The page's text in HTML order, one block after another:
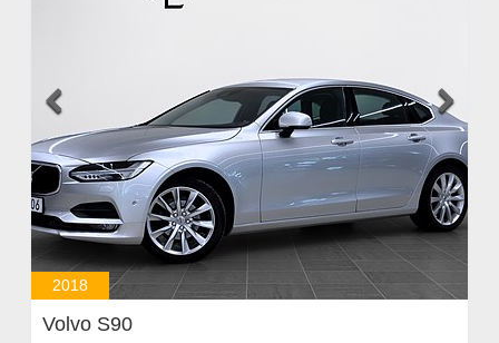
 
2018
Volvo S90